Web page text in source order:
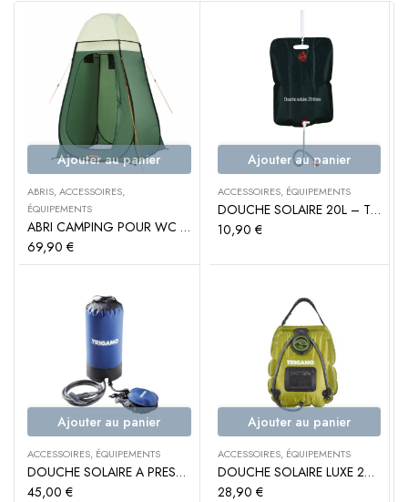
Ajouter au panier
ABRIS,ACCESSOIRES,
ÉQUIPEMENTS
ABRI CAMPING POUR WC / DOUCHE SILMA QUICK – TRIGANO
69,90 €
Ajouter au panier
ACCESSOIRES, ÉQUIPEMENTS
DOUCHE SOLAIRE 20L – TRIGANO
10,90 €
Ajouter au panier
ACCESSOIRES, ÉQUIPEMENTS
DOUCHE SOLAIRE A PRESSION – TRIGANO
45,00 €
Ajouter au panier
ACCESSOIRES, ÉQUIPEMENTS
DOUCHE SOLAIRE LUXE 20L – TRIGANO
28,90 €